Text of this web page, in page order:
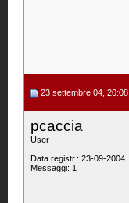
23 settembre 04, 20:08
pcaccia
User
Data registr.: 23-09-2004
Messaggi: 1